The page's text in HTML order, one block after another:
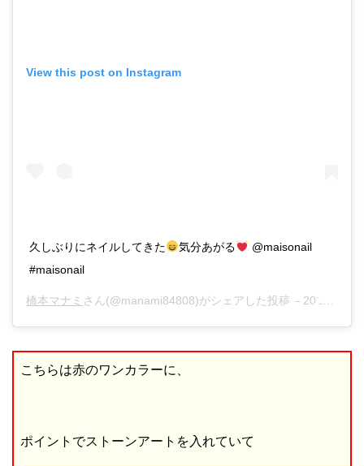
View this post on Instagram
久しぶりにネイルしてきた 気分あがる
@maisonail
#maisonail
橋本マナミ さん(@manami84808)がシェアした投稿 – 2017年 8月月27日午後11時43分PDT
こちらは赤のワンカラーに、
ポイントでストーンアートを入れていて